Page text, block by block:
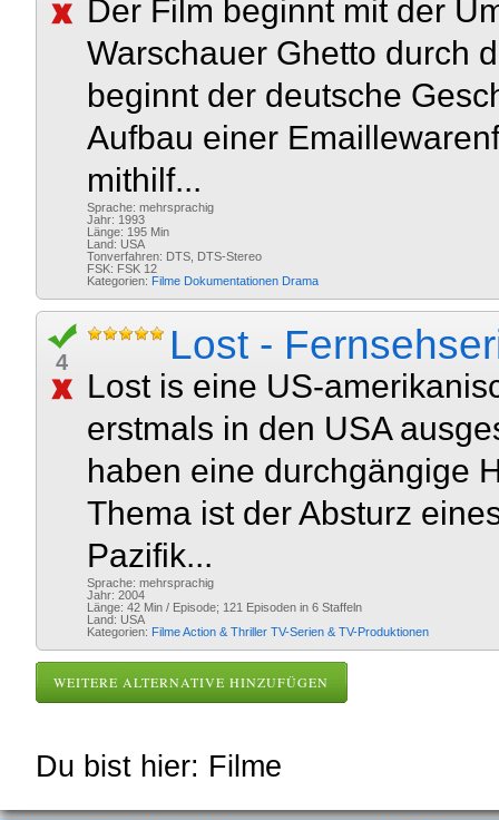
Der Film beginnt mit der
Warschauer Ghetto durch
beginnt der deutsche
Aufbau einer
mithilf...
Sprache: mehrsprachig
Jahr: 1993
Länge: 195 Min
Land: USA
Tonverfahren: DTS, DTS-Stereo
FSK: FSK 12
Kategorien: Filme Dokumentationen Drama
4 Lost -
Lost is eine US-
erstmals in den USA
haben eine durchgängige
Thema ist der Absturz
Pazifik...
Sprache: mehrsprachig
Jahr: 2004
Länge: 42 Min / Episode; 121 Episoden in 6 Staffeln
Land: USA
Kategorien: FilmeAction & Thriller TV-Serien & TV-Produktionen
WEITERE ALTERNATIVE HINZUFÜGEN
Du bist hier: Filme